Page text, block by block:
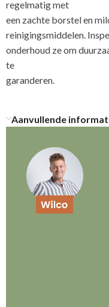
regelmatig met
een zachte borstel en
reinigingsmiddelen.
onderhoud ze om
te
Aanvullende